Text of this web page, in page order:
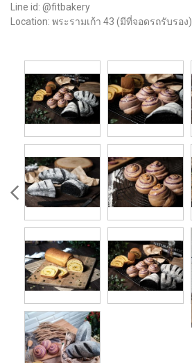
Line id: @fitbakery
Location: พระรามเก้า 43 (มีที่จอดรถรับรอง)